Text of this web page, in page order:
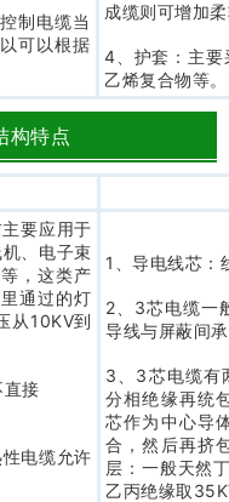
制电缆当
可以根据
成缆则可增加
4、护套：主要
乙烯复合物等。
构特点
要应用于
、电子束
，这类产
通过的灯
从10KV到
接
电缆允许
1、导电线芯
2、3芯电缆一
导线与屏蔽间
3、3芯电缆有
分相绝缘再统
芯作为中心导
合，然后再挤
层：一般天然
乙丙绝缘取